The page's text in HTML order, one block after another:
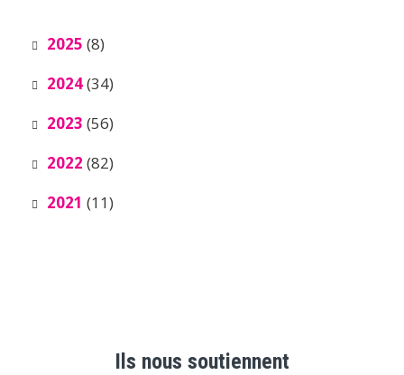
2025 (8)
2024(34)
2023 (56)
2022 (82)
2021 (11)
Ils nous soutiennent